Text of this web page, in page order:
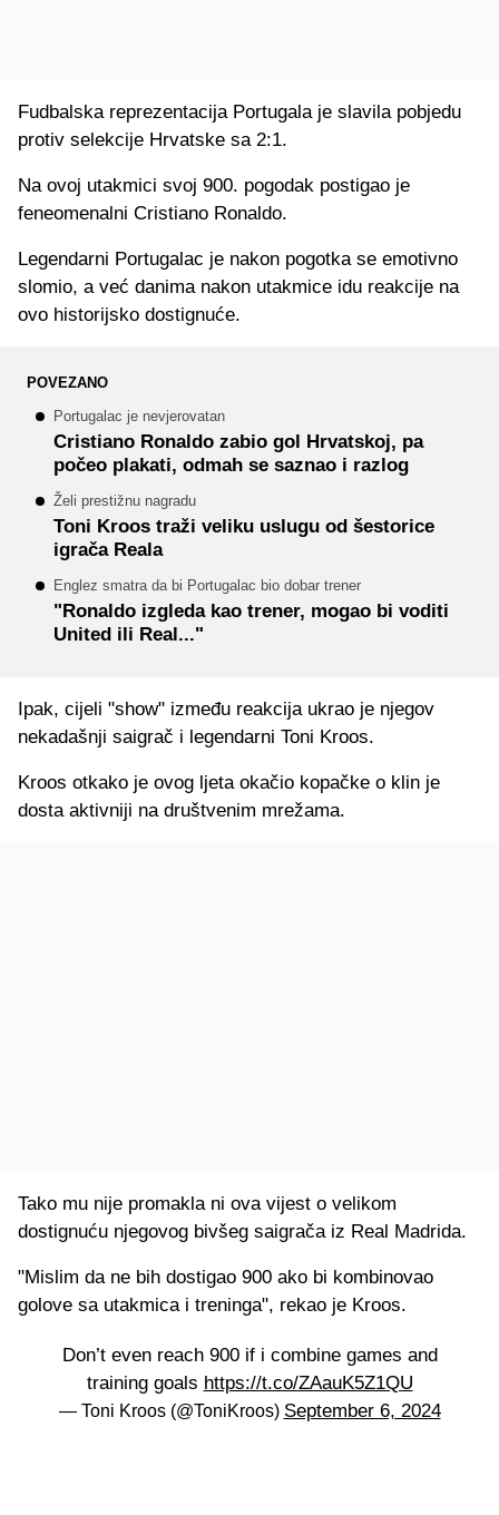
Fudbalska reprezentacija Portugala je slavila pobjedu
protiv selekcije Hrvatske sa 2:1.
Na ovoj utakmici svoj 900. pogodak postigao je
feneomenalni Cristiano Ronaldo.
Legendarni Portugalac je nakon pogotka se emotivno
slomio, a već danima nakon utakmice idu reakcije na
ovo historijsko dostignuće.
POVEZANO
Portugalac je nevjerovatan
Cristiano Ronaldo zabio gol Hrvatskoj, pa
počeo plakati, odmah se saznao i razlog
Želi prestižnu nagradu
Toni Kroos traži veliku uslugu od šestorice
igrača Reala
Englez smatra da bi Portugalac bio dobar trener
"Ronaldo izgleda kao trener, mogao bi voditi
United ili Real..."
Ipak, cijeli "show" između reakcija ukrao je njegov
nekadašnji saigrač i legendarni Toni Kroos.
Kroos otkako je ovog ljeta okačio kopačke o klin je
dosta aktivniji na društvenim mrežama.
Tako mu nije promakla ni ova vijest o velikom
dostignuću njegovog bivšeg saigrača iz Real Madrida.
"Mislim da ne bih dostigao 900 ako bi kombinovao
golove sa utakmica i treninga", rekao je Kroos.
Don’t even reach 900 if i combine games and
training goals https://t.co/ZAauK5Z1QU
— Toni Kroos (@ToniKroos) September 6, 2024